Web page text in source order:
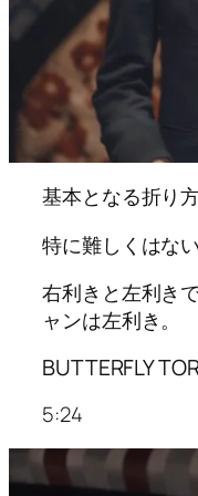
基本となる折り
特に難しくはない
右利きと左利き
ャンは左利き。
BUTTERFLY
5:24